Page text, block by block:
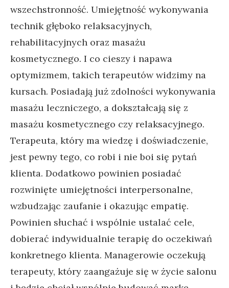
wszechstronność. Umiejętność wykonywania
technik głęboko relaksacyjnych,
rehabilitacyjnych oraz masażu
kosmetycznego. I co cieszy i napawa
optymizmem, takich terapeutów widzimy na
kursach. Posiadają już zdolności wykonywania
masażu leczniczego, a dokształcają się z
masażu kosmetycznego czy relaksacyjnego.
Terapeuta, który ma wiedzę i doświadczenie,
jest pewny tego, co robi i nie boi się pytań
klienta. Dodatkowo powinien posiadać
rozwinięte umiejętności interpersonalne,
wzbudzając zaufanie i okazując empatię.
Powinien słuchać i wspólnie ustalać cele,
dobierać indywidualnie terapię do oczekiwań
konkretnego klienta. Managerowie oczekują
terapeuty, który zaangażuje się w życie salonu